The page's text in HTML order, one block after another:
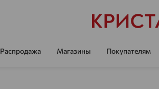
Распродажа Магазины Покупателям